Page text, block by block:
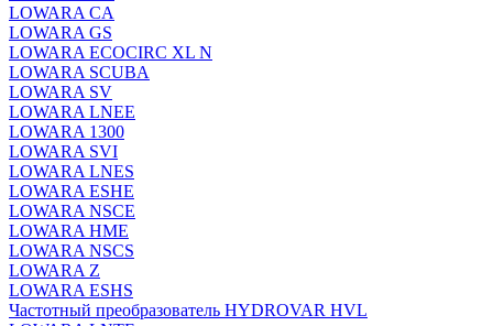
LOWARA CA
LOWARA GS
LOWARA ECOCIRC XL N
LOWARA SCUBA
LOWARA SV
LOWARA LNEE
LOWARA 1300
LOWARA SVI
LOWARA LNES
LOWARA ESHE
LOWARA NSCE
LOWARA HME
LOWARA NSCS
LOWARA Z
LOWARA ESHS
Частотный преобразователь HYDROVAR HVL